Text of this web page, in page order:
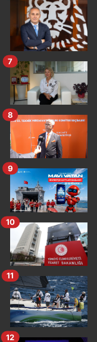
7
8
9
10
11
12